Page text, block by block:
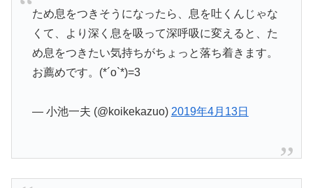
ため息をつきそうになったら、息を吐くんじゃな
くて、より深く息を吸って深呼吸に変えると、た
め息をつきたい気持ちがちょっと落ち着きます。
お薦めです。(*´ο`*)=3
— 小池一夫 (@koikekazuo) 2019年4月13日